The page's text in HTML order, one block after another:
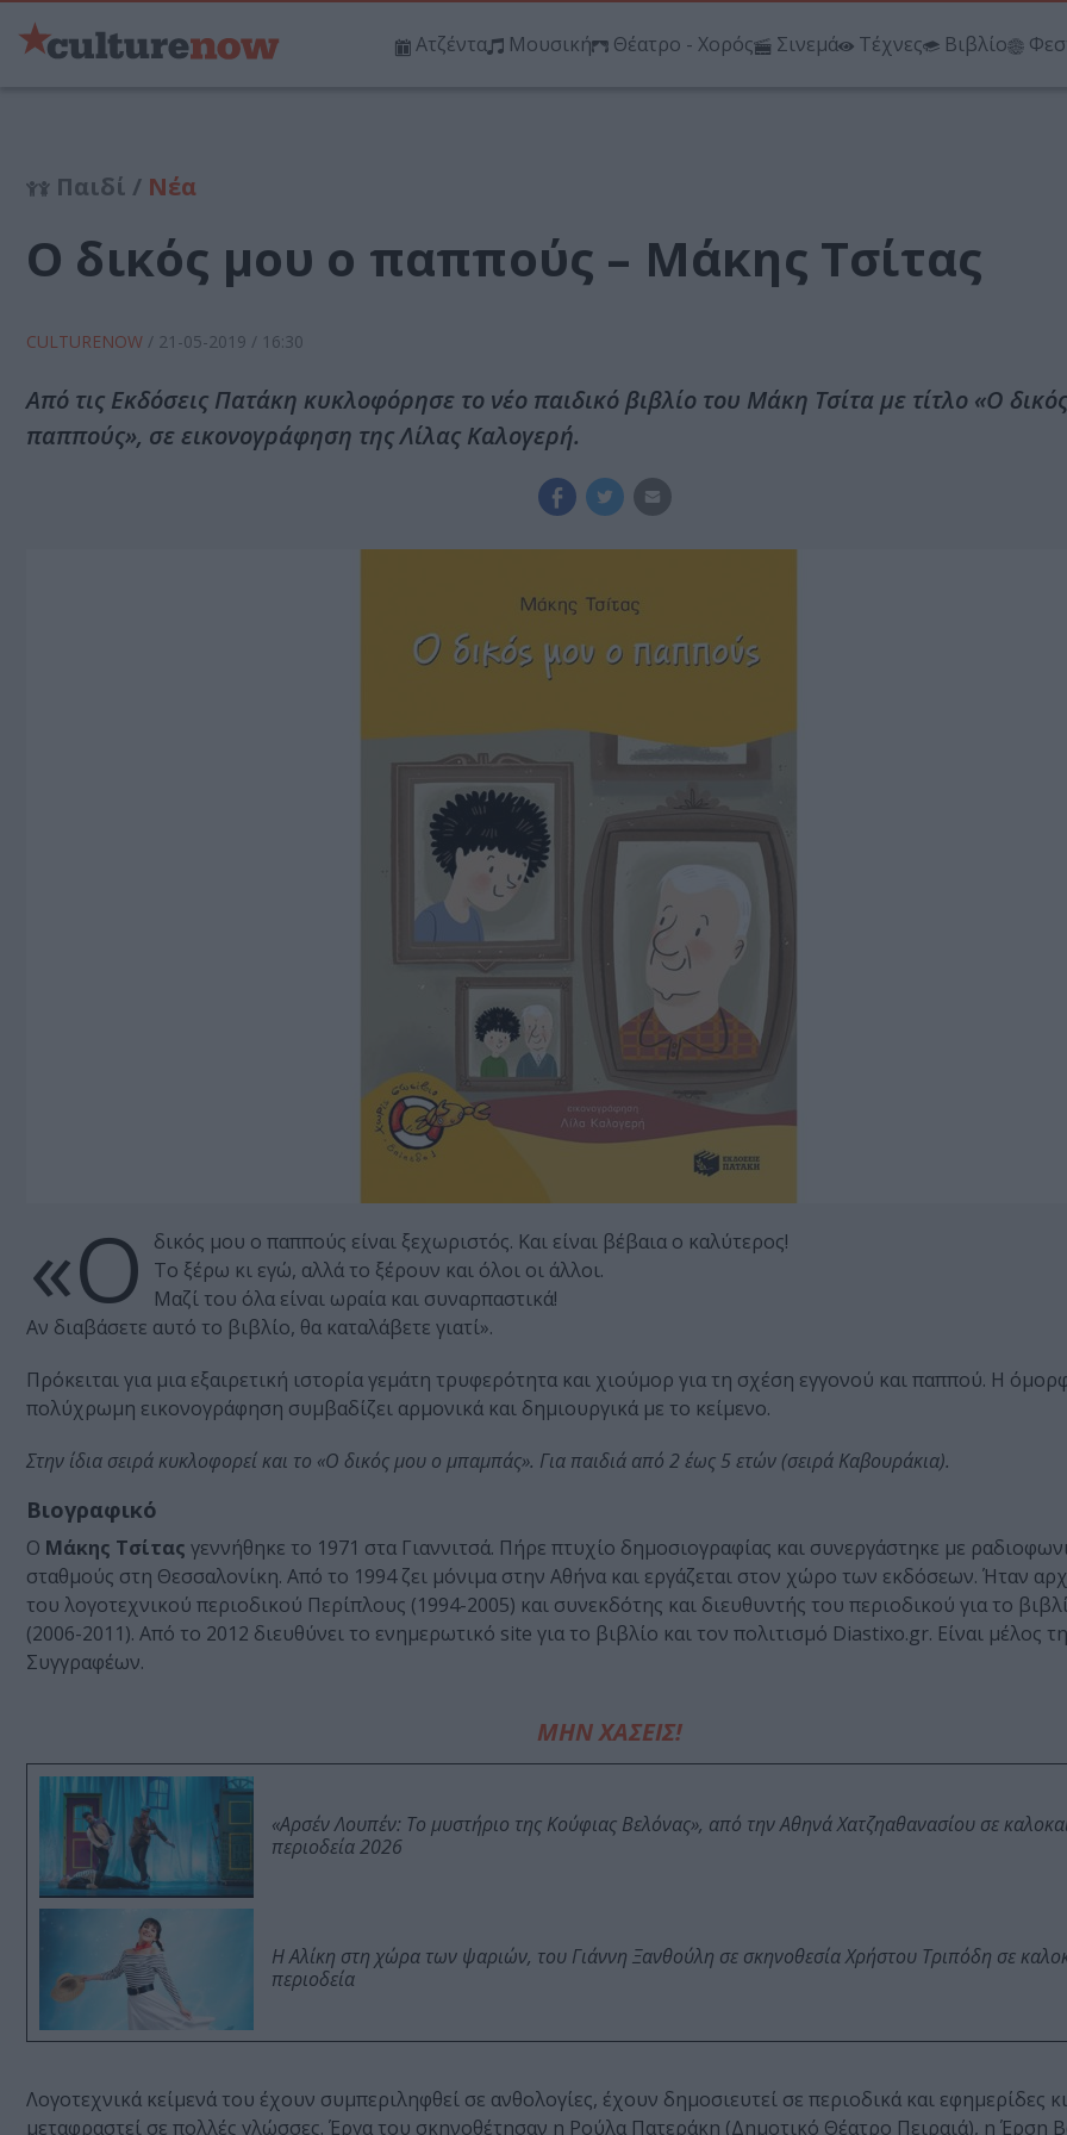
Ατζέντα Μουσική Θέατρο - Χορός Σινεμά Τέχνες Βιβλίο
Παιδί / Νέα
Ο δικός μου ο παππούς – Μάκης Τσίτας
CULTURENOW / 21-05-2019 / 16:30
Από τις Εκδόσεις Πατάκη κυκλοφόρησε το νέο παιδικό βιβλίο του Μάκη Τσίτα με τίτλο «Ο
παππούς», σε εικονογράφηση της Λίλας Καλογερή.
«Ο
δικός μου ο παππούς είναι ξεχωριστός. Και είναι βέβαια ο καλύτερος!
Το ξέρω κι εγώ, αλλά το ξέρουν και όλοι οι άλλοι.
Μαζί του όλα είναι ωραία και συναρπαστικά!
Αν διαβάσετε αυτό το βιβλίο, θα καταλάβετε γιατί».
Πρόκειται για μια εξαιρετική ιστορία γεμάτη τρυφερότητα και χιούμορ για τη σχέση εγγονού και παππού. Η
πολύχρωμη εικονογράφηση συμβαδίζει αρμονικά και δημιουργικά με το κείμενο.
Στην ίδια σειρά κυκλοφορεί και το «Ο δικός μου ο μπαμπάς». Για παιδιά από 2 έως 5 ετών (σειρά Καβουράκια).
Βιογραφικό
Ο Μάκης Τσίτας γεννήθηκε το 1971 στα Γιαννιτσά. Πήρε πτυχίο δημοσιογραφίας και συνεργάστηκε με
σταθμούς στη Θεσσαλονίκη. Από το 1994 ζει μόνιμα στην Αθήνα και εργάζεται στον χώρο των εκδόσεων. Ήταν
του λογοτεχνικού περιοδικού Περίπλους (1994-2005) και συνεκδότης και διευθυντής του περιοδικού για το
(2006-2011). Από το 2012 διευθύνει το ενημερωτικό site για το βιβλίο και τον πολιτισμό Diastixo.gr. Είναι μέλος
Συγγραφέων.
ΜΗΝ ΧΑΣΕΙΣ!
«Αρσέν Λουπέν: Το μυστήριο της Κούφιας Βελόνας», από την Αθηνά Χατζηαθανασίου σε
περιοδεία 2026
Η Αλίκη στη χώρα των ψαριών, του Γιάννη Ξανθούλη σε σκηνοθεσία Χρήστου Τριπόδη σε
περιοδεία
Λογοτεχνικά κείμενά του έχουν συμπεριληφθεί σε ανθολογίες, έχουν δημοσιευτεί σε περιοδικά και εφημερίδες
μεταφραστεί σε πολλές γλώσσες. Έργα του σκηνοθέτησαν η Ρούλα Πατεράκη (Δημοτικό Θέατρο Πειραιά), η Έρση